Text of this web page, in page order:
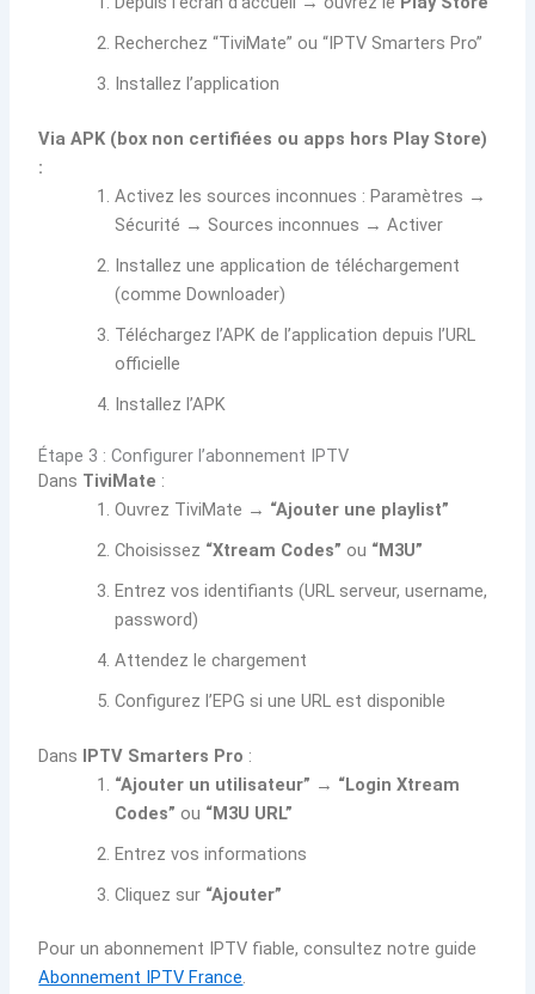
Recherchez “TiviMate” ou “IPTV Smarters Pro”
Installez l’application
Via APK (box non certifiées ou apps hors Play Store)
:
Activez les sources inconnues : Paramètres →
Sécurité → Sources inconnues → Activer
Installez une application de téléchargement
(comme Downloader)
Téléchargez l’APK de l’application depuis l’URL
officielle
Installez l’APK
Étape 3 : Configurer l’abonnement IPTV
Dans TiviMate :
Ouvrez TiviMate → “Ajouter une playlist”
Choisissez “Xtream Codes” ou “M3U”
Entrez vos identifiants (URL serveur, username,
password)
Attendez le chargement
Configurez l’EPG si une URL est disponible
Dans IPTV Smarters Pro :
“Ajouter un utilisateur” → “Login Xtream
Codes” ou “M3U URL”
Entrez vos informations
Cliquez sur “Ajouter”
Pour un abonnement IPTV fiable, consultez notre guide
Abonnement IPTV France.